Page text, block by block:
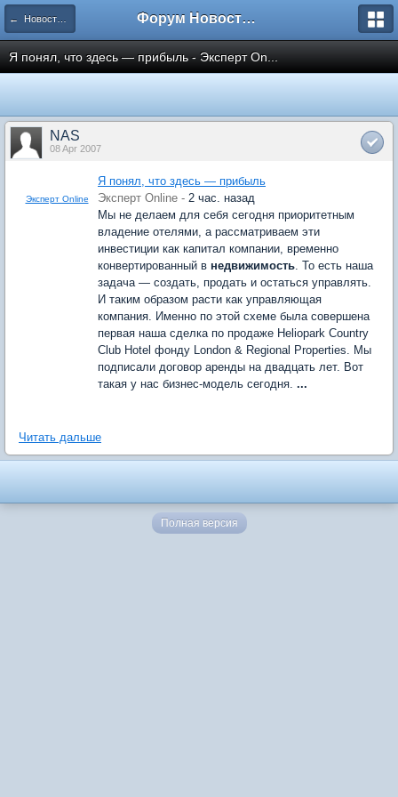
← Новости рынка недвижимости Форум Новостройки
Я понял, что здесь — прибыль - Эксперт On...
NAS
08 Apr 2007
Эксперт Online
Я понял, что здесь — прибыль
Эксперт Online - 2 час. назад
Мы не делаем для себя сегодня приоритетным
владение отелями, а рассматриваем эти
инвестиции как капитал компании, временно
конвертированный в недвижимость. То есть наша
задача — создать, продать и остаться управлять.
И таким образом расти как управляющая
компания. Именно по этой схеме была совершена
первая наша сделка по продаже Heliopark Country
Club Hotel фонду London & Regional Properties. Мы
подписали договор аренды на двадцать лет. Вот
такая у нас бизнес-модель сегодня. ...
Читать дальше
Полная версия